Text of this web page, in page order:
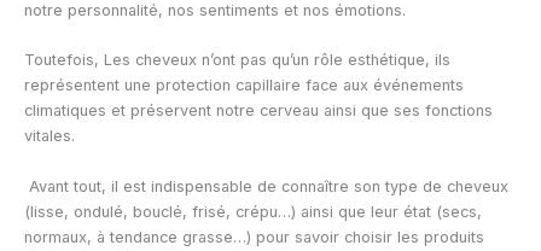
notre personnalité, nos sentiments et nos émotions.
Toutefois, Les cheveux n’ont pas qu’un rôle esthétique, ils
représentent une protection capillaire face aux événements
climatiques et préservent notre cerveau ainsi que ses fonctions
vitales.
Avant tout, il est indispensable de connaître son type de cheveux
(lisse, ondulé, bouclé, frisé, crépu…) ainsi que leur état (secs,
normaux, à tendance grasse…) pour savoir choisir les produits